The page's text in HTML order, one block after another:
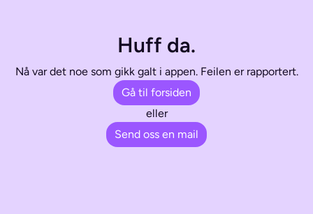
Huff da.
Nå var det noe som gikk galt i appen. Feilen er rapportert.
Gå til forsiden
eller
Send oss en mail